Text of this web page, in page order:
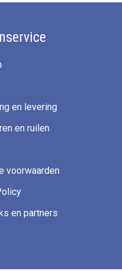
en levering
en ruilen
voorwaarden
en partners